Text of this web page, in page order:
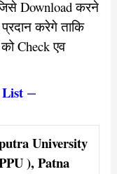
Downloadकरने
करेगे ताकि
Check एव
–
University
), Patna